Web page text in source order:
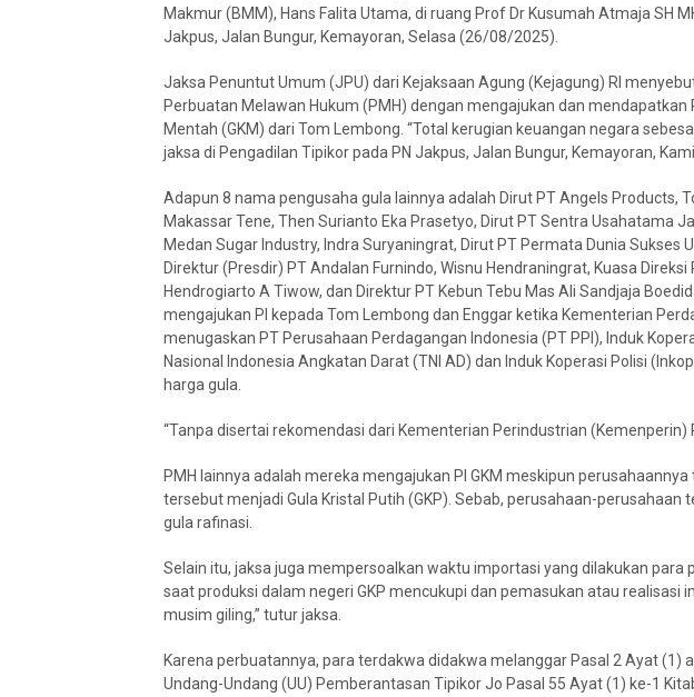
Makmur (BMM), Hans Falita Utama, di ruang Prof Dr Kusumah Atmaja SH
Jakpus, Jalan Bungur, Kemayoran, Selasa (26/08/2025).
Jaksa Penuntut Umum (JPU) dari Kejaksaan Agung (Kejagung) RI
Perbuatan Melawan Hukum (PMH) dengan mengajukan dan mendapatkan
Mentah (GKM) dari Tom Lembong. “Total kerugian keuangan negara
jaksa di Pengadilan Tipikor pada PN Jakpus, Jalan Bungur, Kemayoran,
Adapun 8 nama pengusaha gula lainnya adalah Dirut PT Angels Products,
Makassar Tene, Then Surianto Eka Prasetyo, Dirut PT Sentra Usahatama
Medan Sugar Industry, Indra Suryaningrat, Dirut PT Permata Dunia Sukses
Direktur (Presdir) PT Andalan Furnindo, Wisnu Hendraningrat, Kuasa
Hendrogiarto A Tiwow, dan Direktur PT Kebun Tebu Mas Ali Sandjaja
mengajukan PI kepada Tom Lembong dan Enggar ketika Kementerian
menugaskan PT Perusahaan Perdagangan Indonesia (PT PPI), Induk
Nasional Indonesia Angkatan Darat (TNI AD) dan Induk Koperasi Polisi
harga gula.
“Tanpa disertai rekomendasi dari Kementerian Perindustrian (Kemenperin)
PMH lainnya adalah mereka mengajukan PI GKM meskipun
tersebut menjadi Gula Kristal Putih (GKP). Sebab, perusahaan-perusahaan
gula rafinasi.
Selain itu, jaksa juga mempersoalkan waktu importasi yang dilakukan para
saat produksi dalam negeri GKP mencukupi dan pemasukan atau realisasi
musim giling,” tutur jaksa.
Karena perbuatannya, para terdakwa didakwa melanggar Pasal 2 Ayat (1)
Undang-Undang (UU) Pemberantasan Tipikor Jo Pasal 55 Ayat (1) ke-1